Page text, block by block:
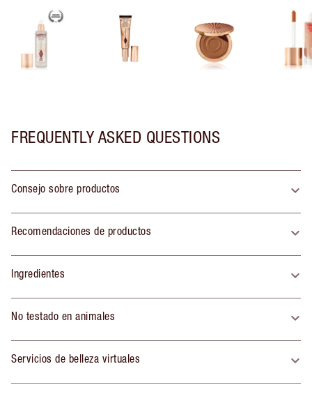
FREQUENTLY ASKED QUESTIONS
Consejo sobre productos
Recomendaciones de productos
Ingredientes
No testado en animales
Servicios de belleza virtuales